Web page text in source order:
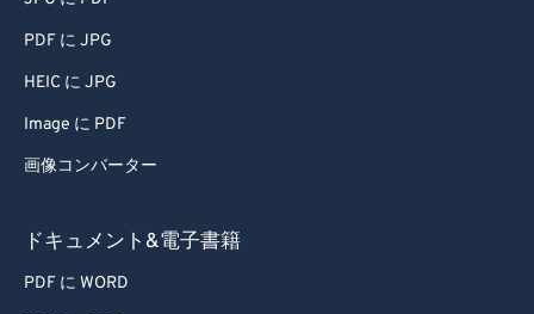
PDF に JPG
HEIC に JPG
Image に PDF
画像コンバーター
ドキュメント&電子書籍
PDF に WORD